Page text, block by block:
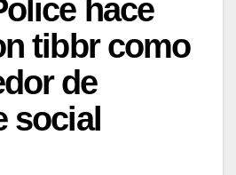
hace
tibbr como
de
social